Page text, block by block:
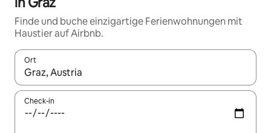
Finde und buche einzigartige Ferienwohnungen mit
Haustier auf Airbnb.
Ort
Wenn Ergebnisse verfügbar sind, navigiere mit den
Check-in